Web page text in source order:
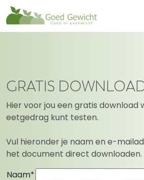
GRATIS
Hier voor jou een gratis download
eetgedrag kunt testen.
Vul hieronder je naam en e-
het document direct downloaden.
Naam*